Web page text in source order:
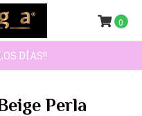
DÍAS!!
0
Perla